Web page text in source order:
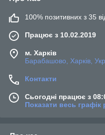
100% позитивних з 35
Працює з 10.02.2019
м. Харків
Барабашово, Харків,
Контакти
Сьогодні працює з
Показати весь графік